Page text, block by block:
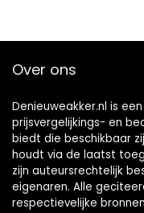
Over ons
Denieuweakker.nl is
prijsvergelijkings- en
biedt die beschikbaar
houdt via de laatst
zijn auteursrechtelijk
eigenaren. Alle
respectievelijke